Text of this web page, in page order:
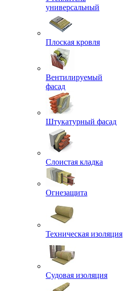
универсальный
Плоская кровля
Вентилируемый
фасад
Штукатурный фасад
Слоистая кладка
Огнезащита
Техническая изоляция
Судовая изоляция